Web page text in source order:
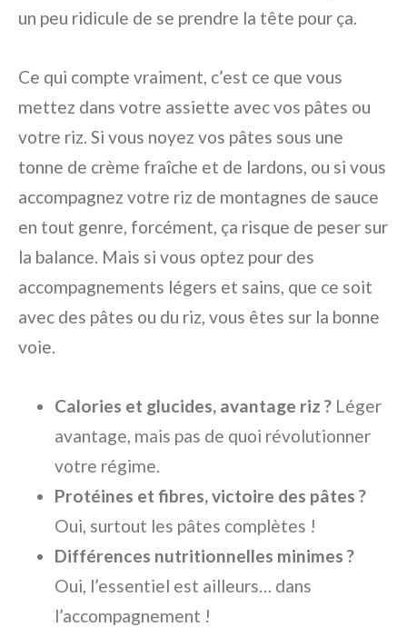
un peu ridicule de se prendre la tête pour ça.
Ce qui compte vraiment, c’est ce que vous
mettez dans votre assiette avec vos pâtes ou
votre riz. Si vous noyez vos pâtes sous une
tonne de crème fraîche et de lardons, ou si vous
accompagnez votre riz de montagnes de sauce
en tout genre, forcément, ça risque de peser sur
la balance. Mais si vous optez pour des
accompagnements légers et sains, que ce soit
avec des pâtes ou du riz, vous êtes sur la bonne
voie.
Calories et glucides, avantage riz ? Léger
avantage, mais pas de quoi révolutionner
votre régime.
Protéines et fibres, victoire des pâtes ?
Oui, surtout les pâtes complètes !
Différences nutritionnelles minimes ?
Oui, l’essentiel est ailleurs… dans
l’accompagnement !